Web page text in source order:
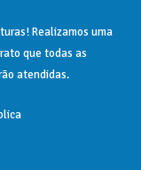
! Realizamos uma
que todas as
atendidas.